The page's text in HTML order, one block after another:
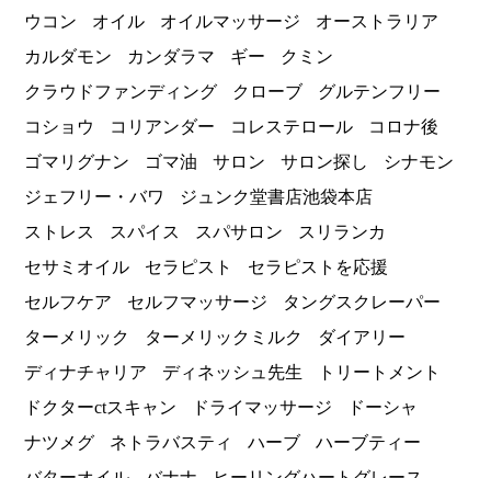
ウコン
オイル オイルマッサージ
オーストラリア
カルダモン
カンダラマ ギー
クミン
クラウドファンディング
クローブ
グルテンフリー
コショウ
コリアンダー コレステロール
コロナ後
ゴマリグナン
ゴマ油 サロン サロン探し
シナモン
ジェフリー・バワ
ジュンク堂書店池袋本店
ストレス
スパイス スパサロン
スリランカ
セサミオイル
セラピスト
セラピストを応援
セルフケア
セルフマッサージ
タングスクレーパー
ターメリック
ターメリックミルク
ダイアリー
ディナチャリア
ディネッシュ先生
トリートメント
ドクターctスキャン
ドライマッサージ
ドーシャ
ナツメグ
ネトラバスティ ハーブ
ハーブティー